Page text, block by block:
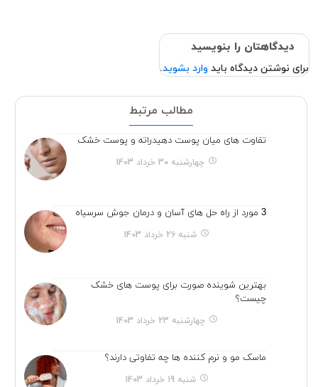
دیدگاهتان را بنویسید
برای نوشتن دیدگاه باید وارد بشوید.
مطالب مرتبط
تفاوت های میان پوست دهیدراته و پوست خشک
چهارشنبه 30 خرداد 1403
3 مورد از راه حل های آسان و درمان جوش سرسیاه
شنبه 26 خرداد 1403
بهترین شوینده صورت برای پوست های خشک
چیست؟
چهارشنبه 23 خرداد 1403
ماسک مو و نرم کننده ها چه تفاوتی دارند؟
شنبه 19 خرداد 1403